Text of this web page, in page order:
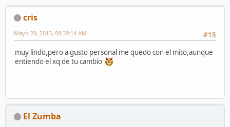
cris
#15
Mayo 28, 2013, 09:39:14 AM
muy lindo,pero a gusto personal me quedo con el mito,aunque
entiendo el xq de tu cambio
El Zumba